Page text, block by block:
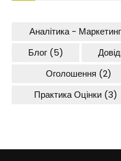
Аналітика -
Блог(5)
Оголошення (2)
Практика Оцінки(3)